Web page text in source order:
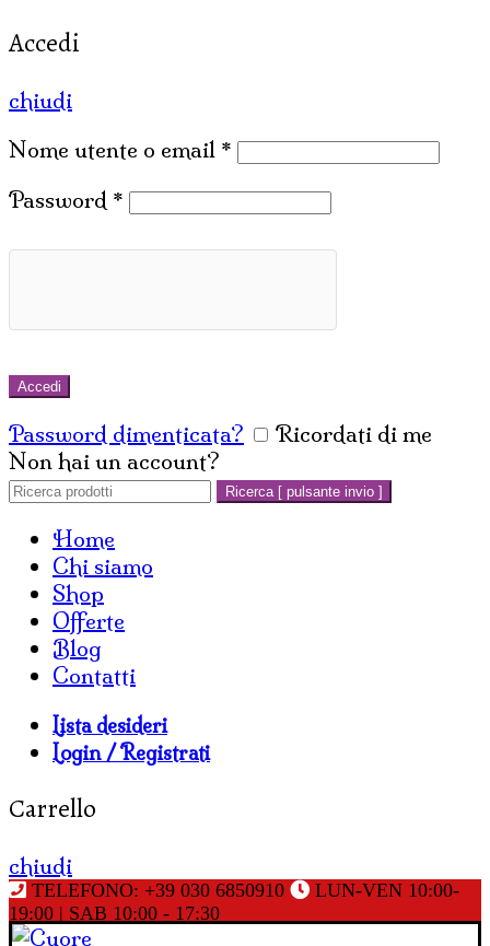
Accedi
chiudi
Nome utente o email *
Password *
Accedi
Password dimenticata?
Ricordati di me
Non hai un account?
Cerca:
Ricerca [ pulsante invio ]
Home
Chi siamo
Shop
Offerte
Blog
Contatti
Lista desideri
Login / Registrati
Carrello
chiudi
TELEFONO: +39 030 6850910
LUN-VEN 10:00-
19:00 | SAB 10:00 - 17:30